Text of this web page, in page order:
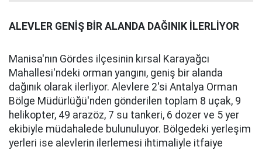
ALEVLER GENİŞ BİR ALANDA DAĞINIK İLERLİYOR
Manisa'nın Gördes ilçesinin kırsal Karayağcı
Mahallesi'ndeki orman yangını, geniş bir alanda
dağınık olarak ilerliyor. Alevlere 2'si Antalya Orman
Bölge Müdürlüğü'nden gönderilen toplam 8 uçak, 9
helikopter, 49 arazöz, 7 su tankeri, 6 dozer ve 5 yer
ekibiyle müdahalede bulunuluyor. Bölgedeki yerleşim
yerleri ise alevlerin ilerlemesi ihtimaliyle itfaiye